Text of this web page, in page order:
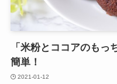
「米粉とココアのも
簡単！
2021-01-12